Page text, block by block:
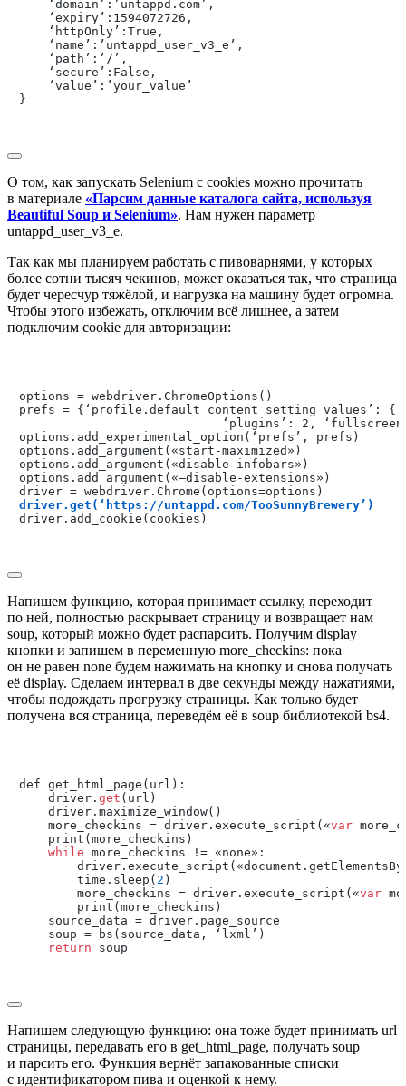
    ‘domain’:’untappd.com’,
    ‘expiry’:1594072726,
    ‘httpOnly’:True,
    ‘name’:’untappd_user_v3_e’,
    ‘path’:’/’,
    ‘secure’:False,
    ‘value’:’your_value’
}
О том, как запускать Selenium с cookies можно прочитать
в материале «Парсим данные каталога сайта, используя
Beautiful Soup и Selenium». Нам нужен параметр
untappd_user_v3_e.
Так как мы планируем работать с пивоварнями, у которых
более сотни тысяч чекинов, может оказаться так, что страница
будет чересчур тяжёлой, и нагрузка на машину будет огромна.
Чтобы этого избежать, отключим всё лишнее, а затем
подключим cookie для авторизации:
options = webdriver.ChromeOptions()
prefs = {‘profile.default_content_setting_values’:
‘plugins’: 2,
options.add_experimental_option(‘prefs’, prefs)
options.add_argument(«start-maximized»)
options.add_argument(«disable-infobars»)
options.add_argument(«—disable-extensions»)
driver.get(‘https://untappd.com/TooSunnyBrewery’)
driver.add_cookie(cookies)
Напишем функцию, которая принимает ссылку, переходит
по ней, полностью раскрывает страницу и возвращает нам
soup, который можно будет распарсить. Получим display
кнопки и запишем в переменную more_checkins: пока
он не равен none будем нажимать на кнопку и снова получать
её display. Сделаем интервал в две секунды между нажатиями,
чтобы подождать прогрузку страницы. Как только будет
получена вся страница, переведём её в soup библиотекой bs4.
def get_html_page(url):
    driver.
get (url)
    driver.maximize_window()
    more_checkins = driver.execute_script(«
var
    print(more_checkins)
while more_checkins != «none»:
        time.sleep(
2 )
        more_checkins = driver.execute_script(«
var
        print(more_checkins)
    source_data = driver.page_source
    soup = bs(source_data, ‘lxml’)
return soup
Напишем следующую функцию: она тоже будет принимать url
страницы, передавать его в get_html_page, получать soup
и парсить его. Функция вернёт запакованные списки
с идентификатором пива и оценкой к нему.